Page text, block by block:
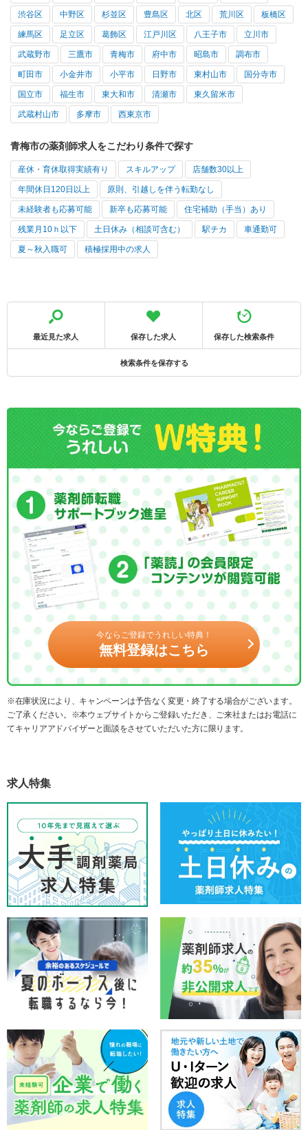
渋谷区 中野区 杉並区 豊島区 北区 荒川区 板橋区
練馬区 足立区 葛飾区 江戸川区 八王子市 立川市
武蔵野市 三鷹市 青梅市 府中市 昭島市 調布市
町田市 小金井市 小平市 日野市 東村山市 国分寺市
国立市 福生市 東大和市 清瀬市 東久留米市
武蔵村山市 多摩市 西東京市
青梅市の薬剤師求人をこだわり条件で探す
産休・育休取得実績有り スキルアップ 店舗数30以上
年間休日120日以上 原則、引越しを伴う転勤なし
未経験者も応募可能 新卒も応募可能 住宅補助（手当）あり
残業月10ｈ以下 土日休み（相談可含む） 駅チカ 車通勤可
夏～秋入職可 積極採用中の求人
最近見た求人 保存した求人 保存した検索条件
検索条件を保存する
今ならご登録でうれしい特典！
無料登録はこちら
※在庫状況により、キャンペーンは予告なく変更・終了する場合がございます。
ご了承ください。※本ウェブサイトからご登録いただき、ご来社またはお電話に
てキャリアアドバイザーと面談をさせていただいた方に限ります。
求人特集